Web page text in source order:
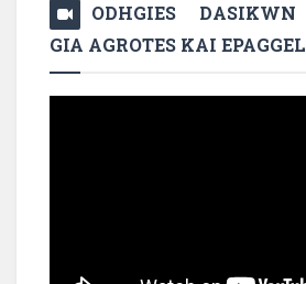
ODHGIES
GIA AGROTES KAI